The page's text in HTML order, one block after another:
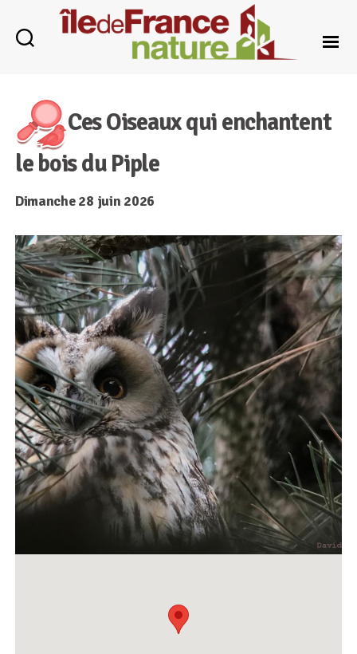
France
Nature
Ces Oiseaux qui enchantent
le bois du Piple
Dimanche 28 juin 2026